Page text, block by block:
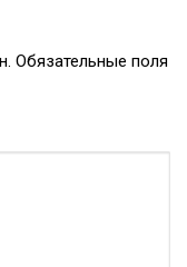
Обязательные поля